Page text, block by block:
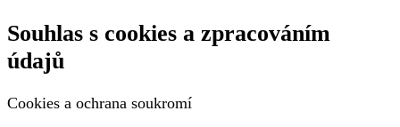
Souhlas s cookies a zpracováním
údajů
Cookies a ochrana soukromí